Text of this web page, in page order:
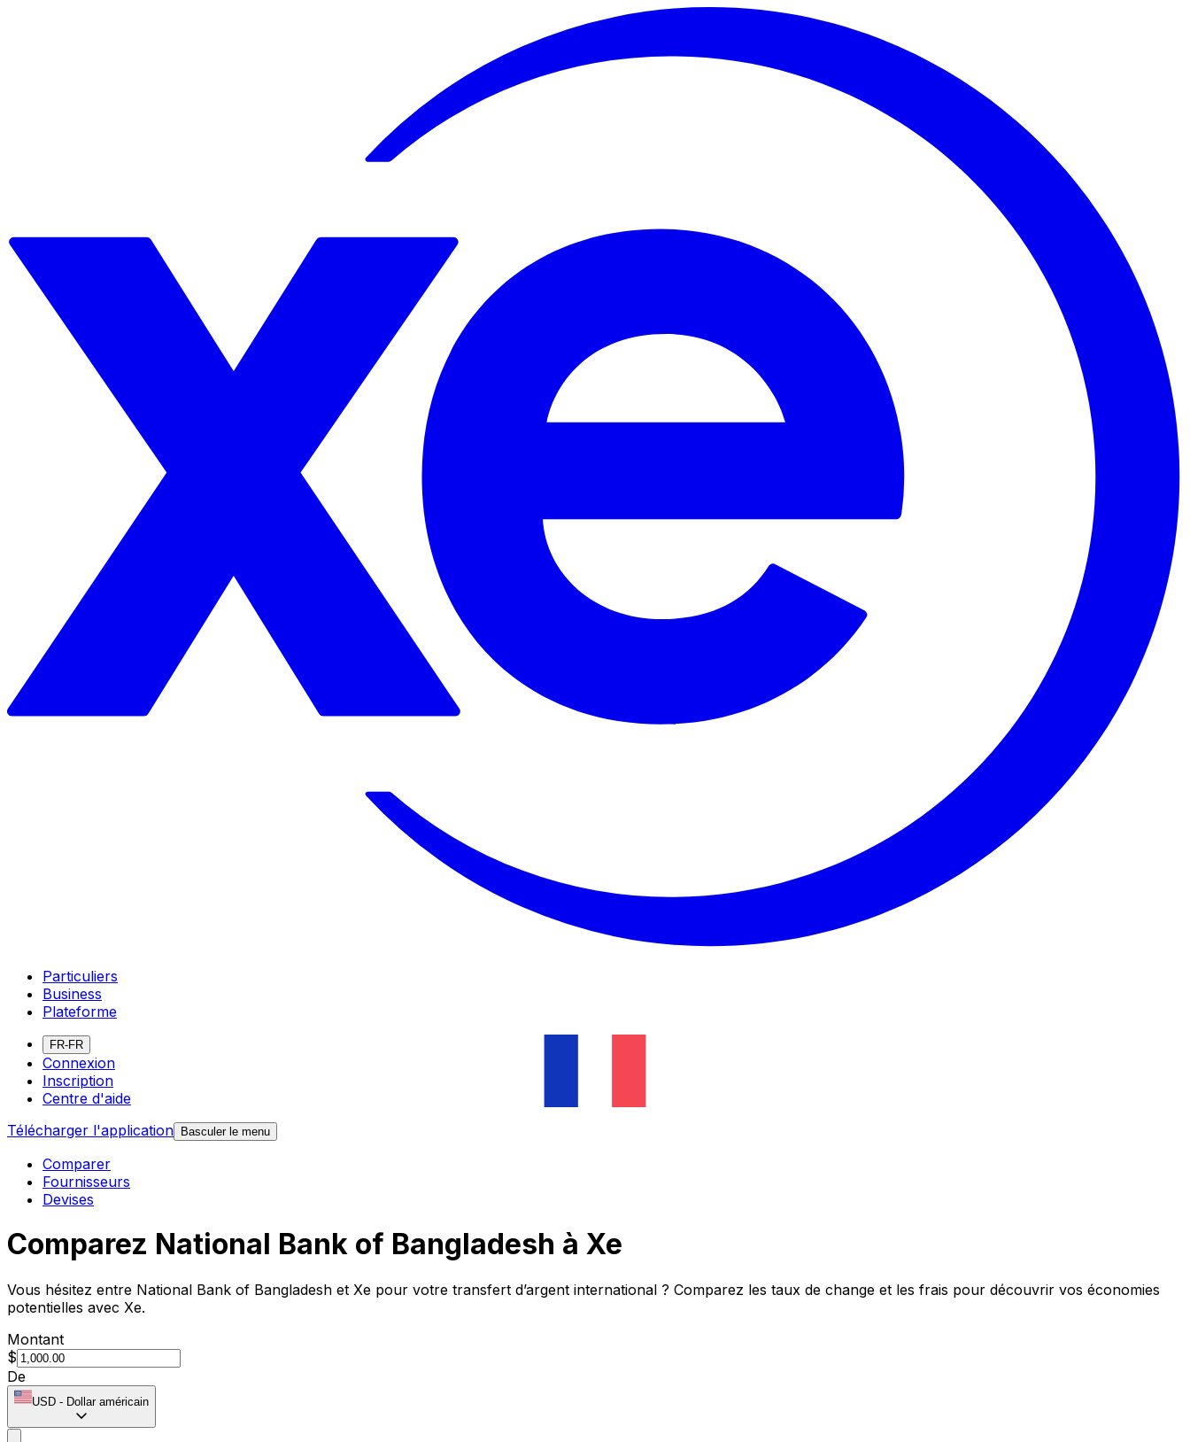
Particuliers
Business
Plateforme
FR-FR
Connexion
Inscription
Centre d'aide
Télécharger l'application Basculer le menu
Comparer
Fournisseurs
Devises
Comparez National Bank of Bangladesh à Xe
Vous hésitez entre National Bank of Bangladesh et Xe pour votre transfert d’argent international ? Comparez les taux de change et les frais pour découvrir vos économies
potentielles avec Xe.
Montant
$
De
USD - Dollar américain